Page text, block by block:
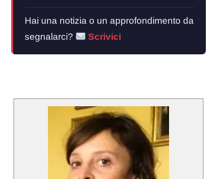
Hai una notizia o un approfondimento da
segnalarci?
Scrivici